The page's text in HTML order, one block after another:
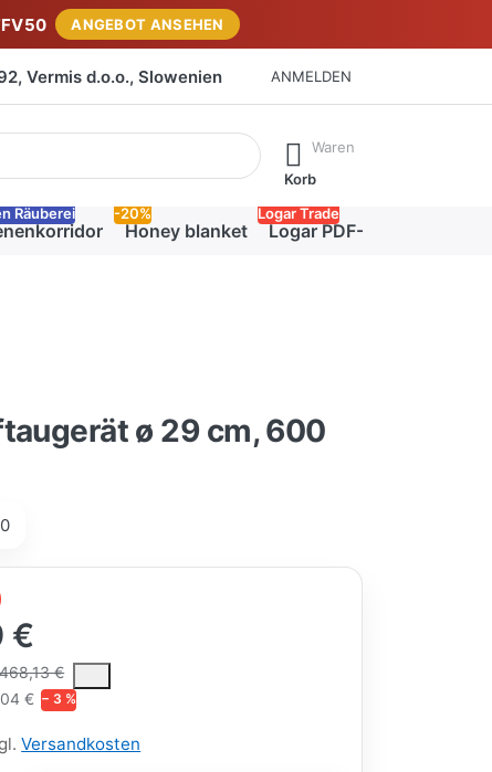
ANGEBOT ANSEHEN
Vermis d.o.o., Slowenien ANMELDEN
erste Ergebnisse. Drücken Sie die Eingabetaste, um alle
Waren
Korb
Räuberei
Honey blanket
-20%
Logar PDF-Katalog
Logar Trade
ø 29 cm, 600
€
468,13 €
is the median selling price paid by customers for a product,
€ − 3 %
Versandkosten